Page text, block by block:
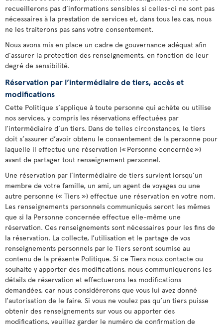
recueillerons pas d’informations sensibles si celles-ci ne sont pas
nécessaires à la prestation de services et, dans tous les cas, nous
ne les traiterons pas sans votre consentement.
Nous avons mis en place un cadre de gouvernance adéquat afin
d’assurer la protection des renseignements, en fonction de leur
degré de sensibilité.
Réservation par l’intermédiaire de tiers, accès et
modifications
Cette Politique s’applique à toute personne qui achète ou utilise
nos services, y compris les réservations effectuées par
l’intermédiaire d’un tiers. Dans de telles circonstances, le tiers
doit s’assurer d’avoir obtenu le consentement de la personne pour
laquelle il effectue une réservation (« Personne concernée »)
avant de partager tout renseignement personnel.
Une réservation par l’intermédiaire de tiers survient lorsqu’un
membre de votre famille, un ami, un agent de voyages ou une
autre personne (« Tiers ») effectue une réservation en votre nom.
Les renseignements personnels communiqués seront les mêmes
que si la Personne concernée effectue elle-même une
réservation. Ces renseignements sont nécessaires pour les fins de
la réservation. La collecte, l’utilisation et le partage de vos
renseignements personnels par le Tiers seront soumise au
contenu de la présente Politique. Si ce Tiers nous contacte ou
souhaite y apporter des modifications, nous communiquerons les
détails de réservation et effectuerons les modifications
demandées, car nous considérerons que vous lui avez donné
l’autorisation de le faire. Si vous ne voulez pas qu’un tiers puisse
obtenir des renseignements sur vous ou apporter des
modifications, veuillez garder le numéro de confirmation de